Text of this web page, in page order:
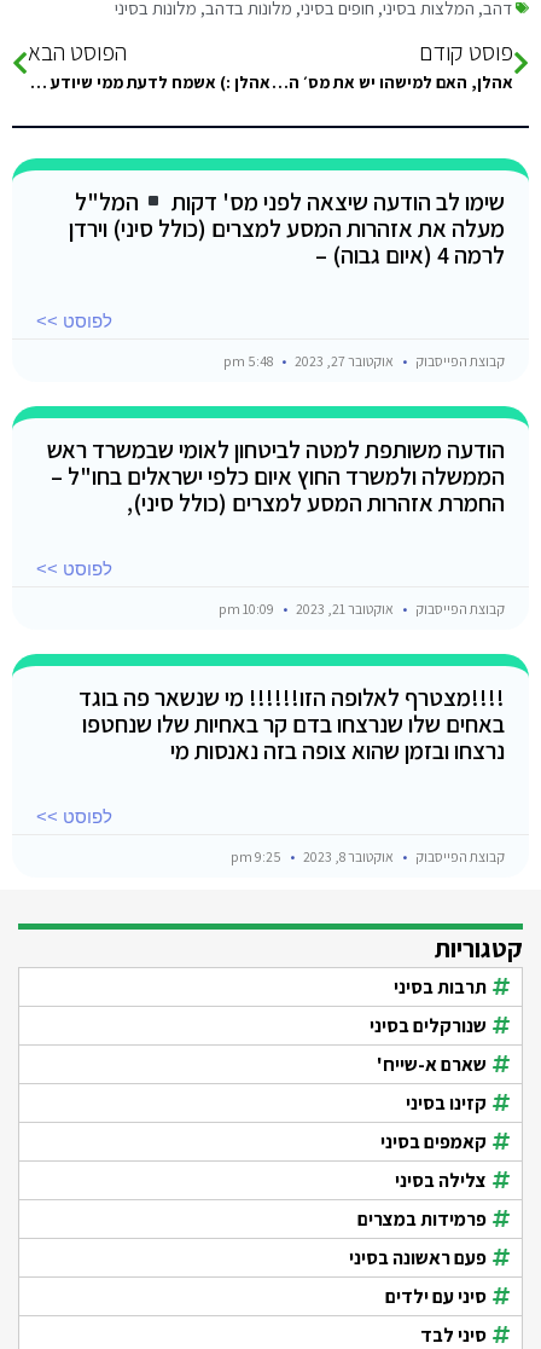
דהב, המלצות בסיני, חופים בסיני, מלונות בדהב, מלונות בסיני
פוסט קודם
אהלן, האם למישהו יש את מס׳ הטלפון של גרין ביץ׳ בנואיבה או דרך התקשרות אחרת?
הפוסט הבא
אהלן :) אשמח לדעת ממי שיודע למה יש פער עצום במחיר בין מלון Jaz Dahabeya שהוא ארבעה כוכבים והיקר מבניהם משמעותית…
שימו לב הודעה שיצאה לפני מס' דקות
המל"ל
מעלה את אזהרות המסע למצרים (כולל סיני) וירדן
לרמה 4 (איום גבוה) –
לפוסט >>
קבוצת הפייסבוק אוקטובר 27, 2023
הודעה משותפת למטה לביטחון לאומי שבמשרד ראש
הממשלה ולמשרד החוץ איום כלפי ישראלים בחו"ל –
החמרת אזהרות המסע למצרים (כולל סיני),
לפוסט >>
קבוצת הפייסבוק אוקטובר 21, 2023
!!!!מצטרף לאלופה הזו!!!!!! מי שנשאר פה בוגד
באחים שלו שנרצחו בדם קר באחיות שלו שנחטפו
נרצחו ובזמן שהוא צופה בזה נאנסות מי
לפוסט >>
קבוצת הפייסבוק אוקטובר 8, 2023
קטגוריות
תרבות בסיני
שנורקלים בסיני
שארם א-שייח'
קזינו בסיני
קאמפים בסיני
צלילה בסיני
פרמידות במצרים
פעם ראשונה בסיני
סיני עם ילדים
סיני לבד